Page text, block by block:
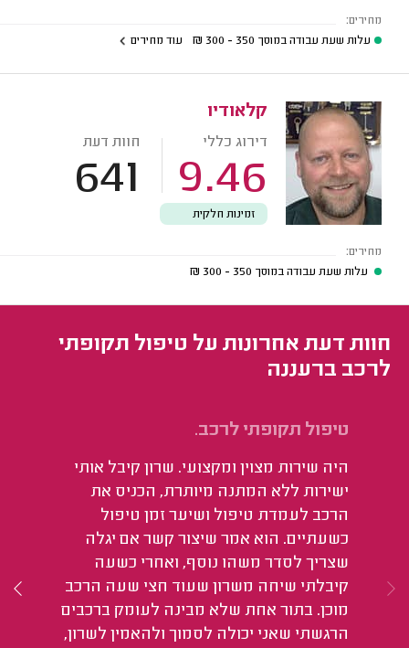
מחירים:
עלות שעת עבודה במוסך 350 - 300
₪ עוד מחירים
קלאודיו
דירוג כללי
9.46
חוות דעת
641
זמינות חלקית
מחירים:
עלות שעת עבודה במוסך 350 - 300
₪
חוות דעת אחרונות על טיפול תקופתי
לרכב ברעננה
טיפול תקופתי לרכב.
היה שירות מצוין ומקצועי. שרון קיבל אותי
ישירות ללא המתנה מיותרת, הכניס את
הרכב לעמדת טיפול ושיער זמן טיפול
כשעתיים. הוא אמר שיצור קשר אם יגלה
שצריך לסדר משהו נוסף, ואחרי כשעה
קיבלתי שיחה משרון שעוד חצי שעה הרכב
מוכן. בתור אחת שלא מבינה לעומק ברכבים
הרגשתי שאני יכולה לסמוך ולהאמין לשרון,